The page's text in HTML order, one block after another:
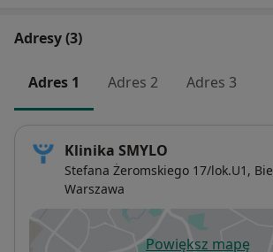
Adresy (3)
Adres 1 Adres 2 Adres 3
Klinika SMYLO
Stefana Żeromskiego 17/lok.U1,
Warszawa
Powiększ mapę